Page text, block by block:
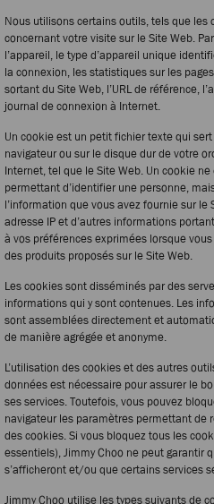
Nous utilisons certains outils, tels que
concernant votre visite sur le Site Web.
l’appareil, le type d’appareil unique
la connexion, les statistiques sur les
sortant du Site Web, l’URL de référence,
journal de connexion à Internet.
Un cookie est un petit fichier texte qui
navigateur ou sur le disque dur de votre
Internet, tel que le Site Web. Un cookie
permettant d’identifier une personne,
l’information que vous avez fournie sur
adresse IP et d’autres informations
à vos préférences exprimées lorsque
des produits proposés sur le Site Web.
Les cookies sont disséminés par des
informations qui y sont contenues. Les
sont assemblées directement et
de manière agrégée et anonyme.
L’utilisation des cookies et des autres
données est nécessaire pour assurer le
ses services. Toutefois, vous pouvez
navigateur les paramètres permettant de
des cookies. Si vous bloquez tous les
essentiels), Jimmy Choo ne peut garantir
s’afficheront et/ou que certains services
Jimmy Choo utilise les types suivants de